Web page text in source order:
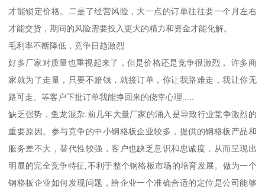
才能锁定价格。二是了经营风险，大一点的订单往往要一个月左右
才能交货，期间的风险需要投入更大的精力和资金才能化解。
毛利率不断降低，竞争日趋激烈
好多厂家对质量也重视起来了，但是价格还是竞争很激烈， 许多商
家就为了走量，只要不赔钱，就接订单，你让我路难走，我让你无
路可走。等客户下批订单我能挣回来的侥幸心理.....
缺乏强势，鱼龙混杂.前几年大量厂家的涌入是导致行业竞争激烈的
重要原因。参与竞争的中小钢格板企业较多，提供的钢格板产品和
服务差不大，替代性较强，客户也缺乏意识和忠诚度，从而呈现出
明显的完全竞争特征,不利于整个钢格板市场的培育发展。做为一个
钢格板企业如何发现问题，给企业一个准确合适的定位是公司能够